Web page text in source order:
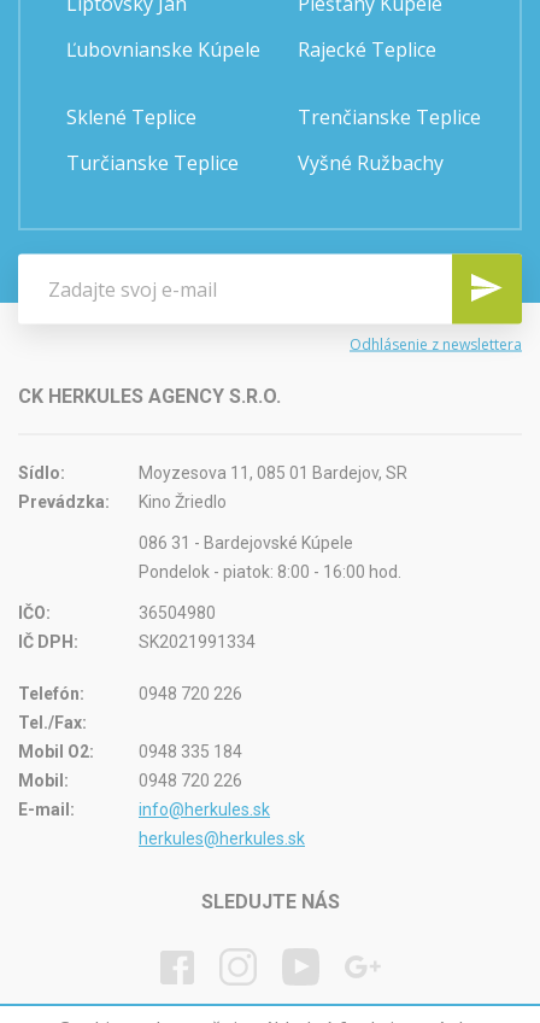
Ľubovnianske Kúpele
Rajecké Teplice
Sklené Teplice
Turčianske Teplice
Trenčianske Teplice
Vyšné Ružbachy
Odhlásenie z newslettera
CK HERKULES AGENCY S.R.O.
Sídlo:
Moyzesova 11, 085 01 Bardejov, SR
Prevádzka:
Kino Žriedlo
086 31 - Bardejovské Kúpele
Pondelok - piatok: 8:00 - 16:00 hod.
IČO:
36504980
IČ DPH:
SK2021991334
Telefón:
0948 720 226
Tel./Fax:
Mobil O2:
0948 335 184
Mobil:
0948 720 226
E-mail:
info@herkules.sk
herkules@herkules.sk
SLEDUJTE NÁS